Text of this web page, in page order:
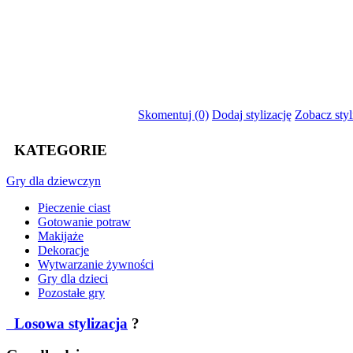
Skomentuj (0) Dodaj stylizację Zobacz
KATEGORIE
Gry dla dziewczyn
Pieczenie ciast
Gotowanie potraw
Makijaże
Dekoracje
Wytwarzanie żywności
Gry dla dzieci
Pozostałe gry
Losowa stylizacja ?